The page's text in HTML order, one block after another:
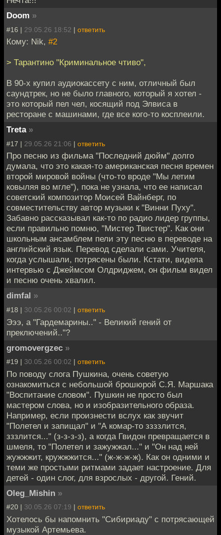
Doom »
#16 | 29.05.26 18:52 | ответить
Кому: Nik, #2
> Тарантино "Криминальное чтиво",
В 90-х купил аудиокассету с ним, отличный был
саундтрек, но не было главного, который я хотел -
это который пел чел, косящий под Элвиса в
ресторане с машинами, где все кого-то косплеили.
Treta »
#17 | 29.05.26 21:06 | ответить
Про песню из фильма "Последний дюйм" долго
думала, что это какая-то американская песня времен
второй мировой войны (что-то вроде "Мы летим
ковыляя во мгле"), пока не узнала, что ее написал
советский композитор Моисей Вайнберг, по
совместительству автор музыки к "Винни Пуху".
Забавно рассказывал как-то по радио лидер группы,
если правильно помню, "Мистер Твистер". Как они
школьным ансамблем пели эту песню в переводе на
английский язык. Перевод сделали сами. Учителя,
когда услышали, потрясены были. Кстати, видела
интервью с Джеймсом Олдриджем, он фильм видел
и песню очень хвалил.
dimfal »
#18 | 30.05.26 00:02 | ответить
Эээ, а "Гардемарины.." - Великий гений от
преключений.."?
gromovergzec »
#19 | 30.05.26 00:02 | ответить
По поводу слога Пушкина, очень советую
ознакомиться с небольшой брошюрой С.Я. Маршака
"Воспитание словом". Пушкин не просто был
мастером слова, но и изобразительного образа.
Например, если произнести вслух как звучит
"Полетел и запищал" и "А комар-то ззззлится,
зззлится..." (з-з-з-з), а когда Гвидон превращается в
шмеля, то "Полетел и зажужжал..." и "Он над ней
жужжжит, кружжжится..." (ж-ж-ж-ж). Как он одними и
теми же простыми ритмами задает настроение. Для
детей - один слог, для взрослых - другой. Гений.
Oleg_Mishin »
#20 | 30.05.26 07:19 | ответить
Хотелось бы напомнить "Сибириаду" с потрясающей
музыкой Артемьева.